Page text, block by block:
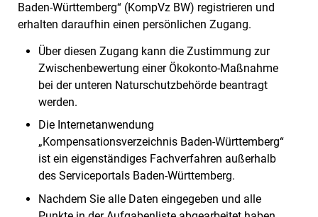
Baden-Württemberg“ (KompVz BW) registrieren und
erhalten daraufhin einen persönlichen Zugang.
Über diesen Zugang kann die Zustimmung zur
Zwischenbewertung einer Ökokonto-Maßnahme
bei der unteren Naturschutzbehörde beantragt
werden.
Die Internetanwendung
„Kompensationsverzeichnis Baden-Württemberg“
ist ein eigenständiges Fachverfahren außerhalb
des Serviceportals Baden-Württemberg.
Nachdem Sie alle Daten eingegeben und alle